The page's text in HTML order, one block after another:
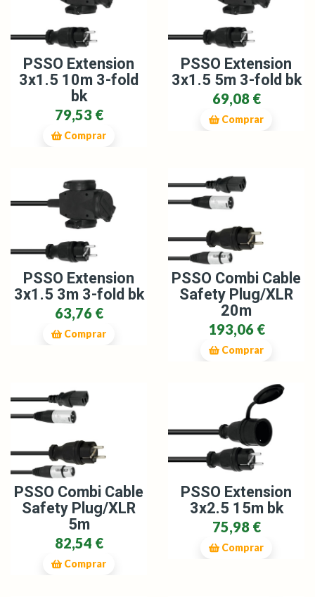
PSSO Extension
3x1.5 10m 3-fold
bk
79,53 €
Comprar
PSSO Extension
3x1.5 5m 3-fold bk
69,08 €
Comprar
PSSO Extension
3x1.5 3m 3-fold bk
63,76 €
Comprar
PSSO Combi Cable
Safety Plug/XLR
20m
193,06 €
Comprar
PSSO Combi Cable
Safety Plug/XLR
5m
82,54 €
Comprar
PSSO Extension
3x2.5 15m bk
75,98 €
Comprar